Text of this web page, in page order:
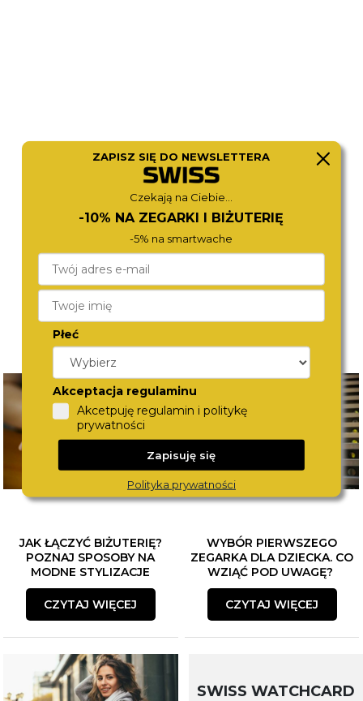
1 380,- 1 380,-
JAK ŁĄCZYĆ BIŻUTERIĘ?
POZNAJ SPOSOBY NA
MODNE STYLIZACJE
CZYTAJ WIĘCEJ
WYBÓR PIERWSZEGO
ZEGARKA DLA DZIECKA. CO
WZIĄĆ POD UWAGĘ?
CZYTAJ WIĘCEJ
SWISS WATCHCARD
ZAPISZ SIĘ DO NEWSLETTERA
Czekają na Ciebie...
-10% NA ZEGARKI I BIŻUTERIĘ
-5% na smartwache
Płeć
Akceptacja regulaminu
Akcetpuję regulamin i politykę
prywatności
Zapisuję się
Polityka prywatności